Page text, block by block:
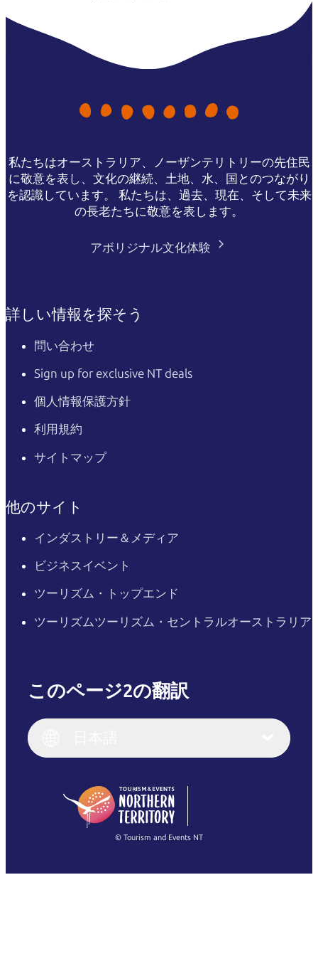
私たちはオーストラリア、ノーザンテリトリーの先住民
に敬意を表し、文化の継続、土地、水、国とのつながり
を認識しています。 私たちは、過去、現在、そして未来
の長老たちに敬意を表します。
アボリジナル文化体験
詳しい情報を探そう
問い合わせ
Sign up for exclusive NT deals
個人情報保護方針
利用規約
サイトマップ
他のサイト
インダストリー＆メディア
ビジネスイベント
ツーリズム・トップエンド
ツーリズムツーリズム・セントラルオーストラリア
このページ2の翻訳
English (US)
English
(Singapore)
Français
繁體中文
© Tourism and Events NT